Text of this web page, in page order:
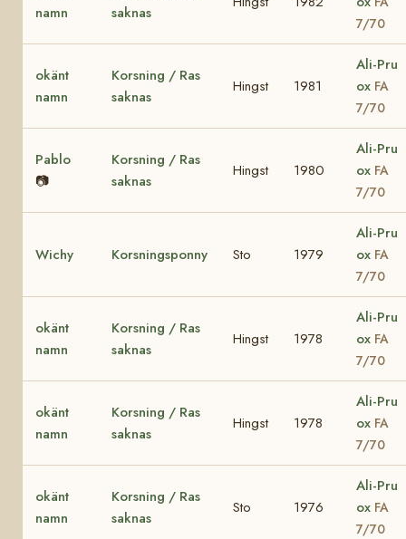
namn
saknas
7/70
okänt
namn
Korsning / Ras
saknas
Hingst 1981
Ali-Pru
ox FA
7/70
Pablo
📷
Korsning / Ras
saknas
Hingst 1980
Ali-Pru
ox FA
7/70
Wichy Korsningsponny Sto 1979
Ali-Pru
ox FA
7/70
okänt
namn
Korsning / Ras
saknas
Hingst 1978
Ali-Pru
ox FA
7/70
okänt
namn
Korsning / Ras
saknas
Hingst 1978
Ali-Pru
ox FA
7/70
okänt
namn
Korsning / Ras
saknas
Sto 1976
Ali-Pru
ox FA
7/70